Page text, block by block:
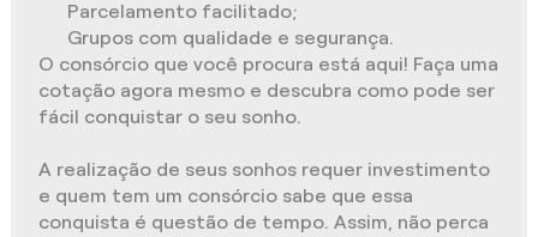
Parcelamento facilitado;
Grupos com qualidade e segurança.
O consórcio que você procura está aqui! Faça uma
cotação agora mesmo e descubra como pode ser
fácil conquistar o seu sonho.
A realização de seus sonhos requer investimento
e quem tem um consórcio sabe que essa
conquista é questão de tempo. Assim, não perca